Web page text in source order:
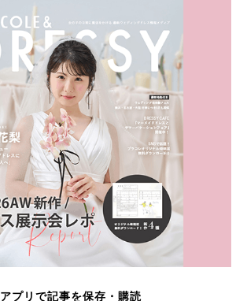
アプリで記事を保存・購読